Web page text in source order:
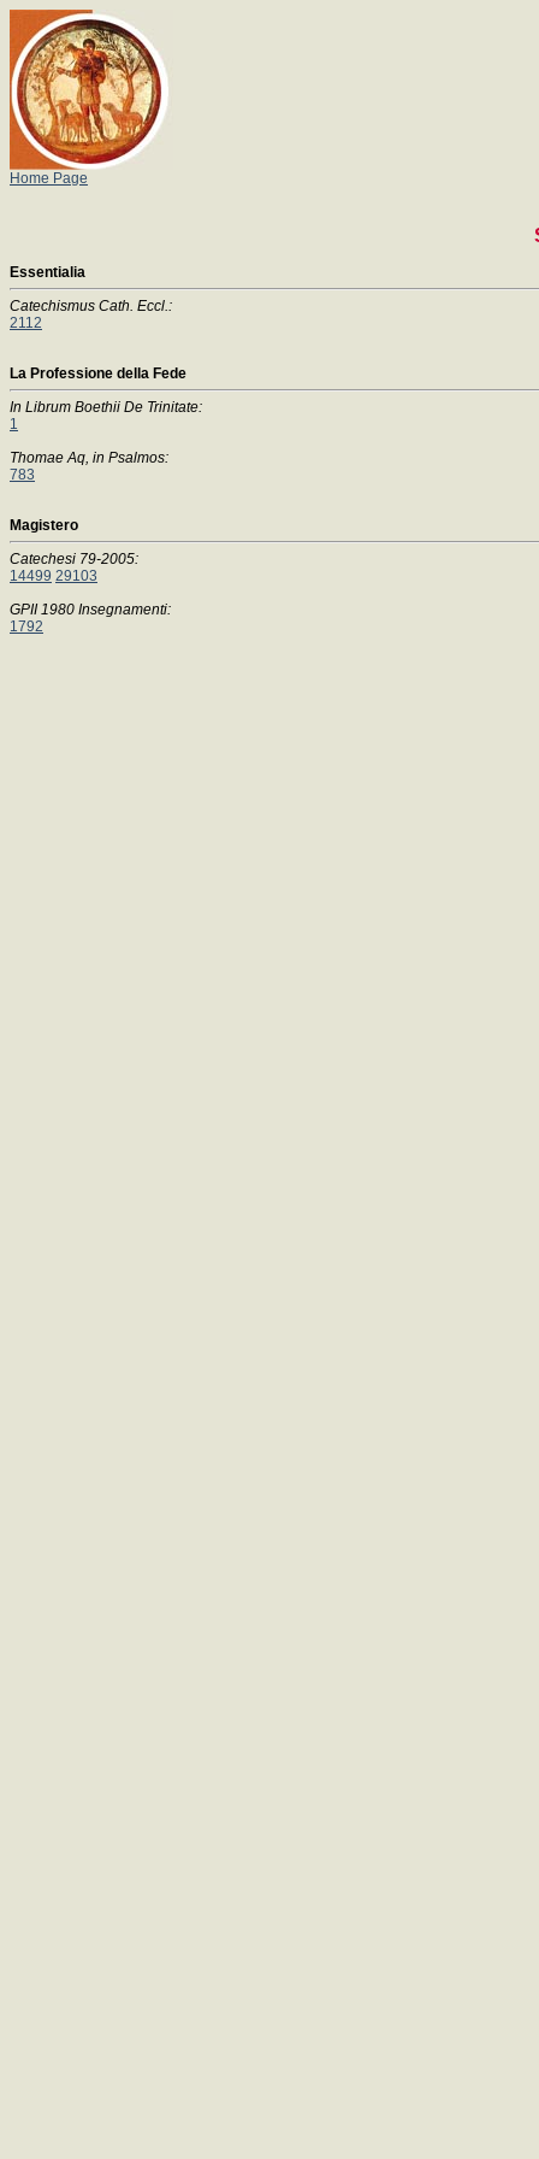
Home Page
Essentialia
Catechismus Cath. Eccl.:
2112
La Professione della Fede
In Librum Boethii De Trinitate:
1
Thomae Aq, in Psalmos:
783
Magistero
Catechesi 79-2005:
14499 29103
GPII 1980 Insegnamenti:
1792